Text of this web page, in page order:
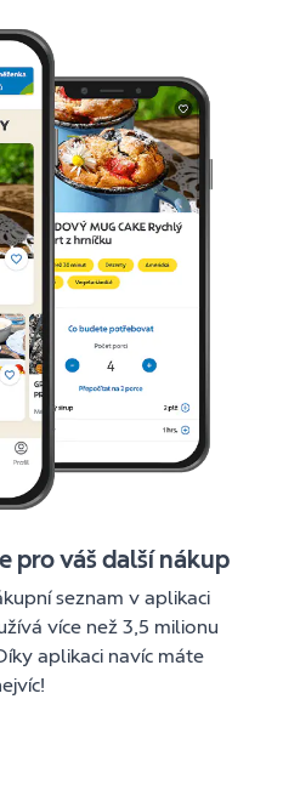
pro váš další nákup
seznam v aplikaci
více než 3,5 milionu
aplikaci navíc máte